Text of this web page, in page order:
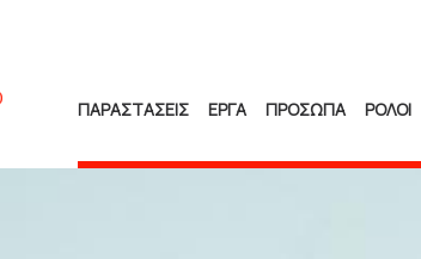
ΠΑΡΑΣΤΑΣΕΙΣ ΕΡΓΑ ΠΡΟΣΩΠΑ ΡΟΛΟΙ